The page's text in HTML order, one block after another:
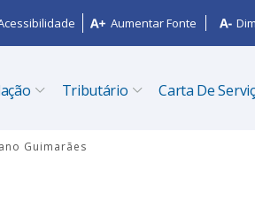
Aumentar Fonte
Tributário Carta De
Guimarães